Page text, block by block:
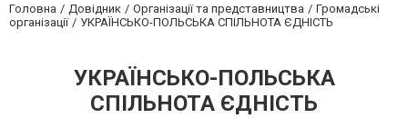
Головна Довідник Організації та представництва
Громадські
організації
УКРАЇНСЬКО-ПОЛЬСЬКА СПІЛЬНОТА ЄДНІСТЬ
УКРАЇНСЬКО-ПОЛЬСЬКА
СПІЛЬНОТА ЄДНІСТЬ